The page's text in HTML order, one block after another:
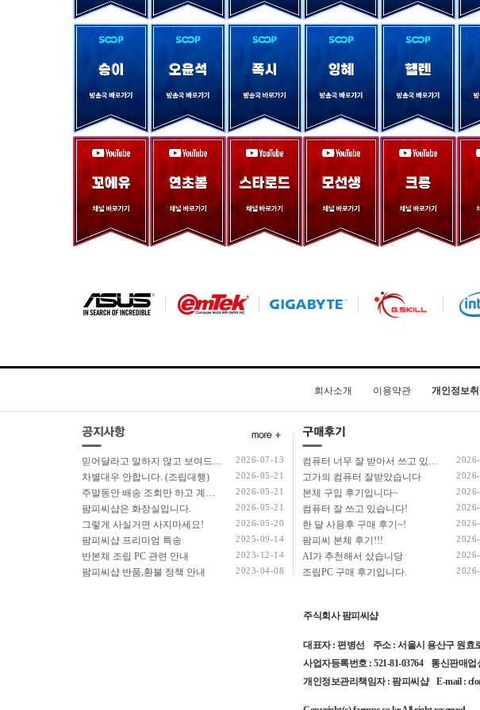
회사소개 이용약관 개인정보
믿어달라고 말하지 않고 보여드리겠습니다. 2026-07-13
차별대우 안합니다. (조립대행) 2026-05-21
주말동안 배송 조회만 하고 계십니까? 2026-05-21
팜피씨샵은 화장실입니다. 2026-05-21
그렇게 사실거면 사지마세요! 2026-05-20
팜피씨샵 프리미엄 특송 2025-09-14
반본체 조립 PC 관련 안내 2023-12-14
팜피씨샵 반품,환불 정책 안내 2023-04-08
컴퓨터 너무 잘 받아서 쓰고 있습니다!!
고가의 컴퓨터 잘받았습니다
본체 구입 후기입니다~
컴퓨터 잘 쓰고 있습니다!
한 달 사용후 구매 후기~!
팜피씨 본체 후기!!!
AI가 추천해서 샀습니당
조립PC 구매 후기입니다.
주식회사 팜피씨샵
대표자 : 편병선 주소 : 서울시 용산구 원효
사업자등록번호 : 521-81-03764 통신판매업
개인정보관리책임자 : 팜피씨샵 E-mail :